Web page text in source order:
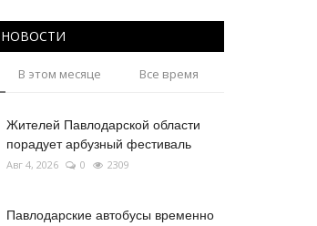
В этом месяце Все время
Жителей Павлодарской области
порадует арбузный фестиваль
Авг 4, 2026 0 2309
Павлодарские автобусы временно